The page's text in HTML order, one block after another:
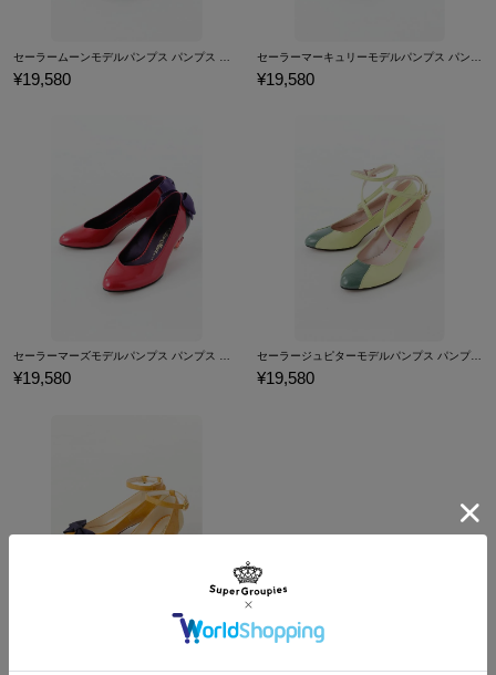
¥19,580 ¥19,580
セーラーマーズモデルパンプス パンプス 美少女戦士セーラームーン
¥19,580
セーラージュピターモデルパンプス パンプス 美少女戦士セーラームーン
¥19,580